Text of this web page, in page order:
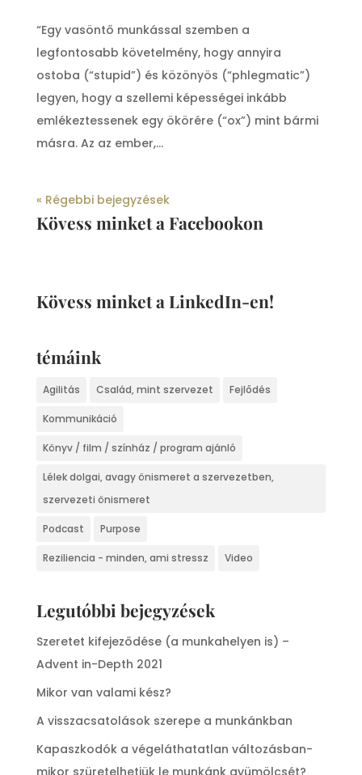
“Egy vasöntő munkással szemben a
legfontosabb követelmény, hogy annyira
ostoba (“stupid”) és közönyös (“phlegmatic”)
legyen, hogy a szellemi képességei inkább
emlékeztessenek egy ökörére (“ox”) mint bármi
másra. Az az ember,...
« Régebbi bejegyzések
Kövess minket a Facebookon
Kövess minket a LinkedIn-en!
témáink
Agilitás Család, mint szervezet Fejlődés
Kommunikáció
Könyv / film / színház / program ajánló
Lélek dolgai, avagy önismeret a szervezetben,
szervezeti önismeret
Podcast Purpose
Reziliencia - minden, ami stressz Video
Legutóbbi bejegyzések
Szeretet kifejeződése (a munkahelyen is) –
Advent in-Depth 2021
Mikor van valami kész?
A visszacsatolások szerepe a munkánkban
Kapaszkodók a végeláthatatlan változásban-